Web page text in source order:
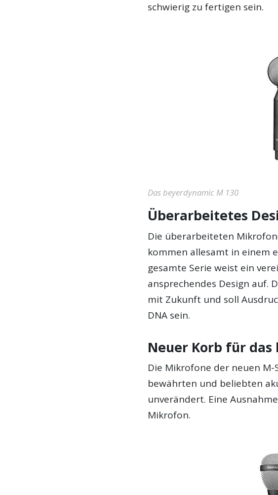
schwierig zu fertigen sein.
Das beyerdynamic M 130
Überarbeitetes
Die überarbeiteten
kommen allesamt in einem
gesamte Serie weist ein
ansprechendes Design auf.
mit Zukunft und soll
DNA sein.
Neuer Korb für das
Die Mikrofone der neuen
bewährten und beliebten
unverändert. Eine
Mikrofon.